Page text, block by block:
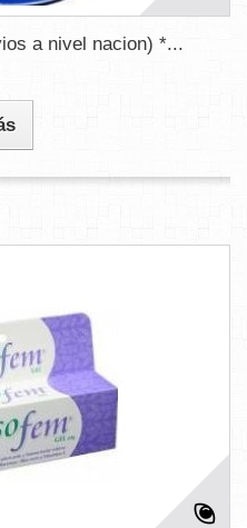
a nivel nacion) *...